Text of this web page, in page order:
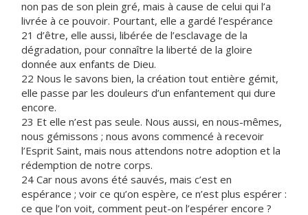
non pas de son plein gré, mais à cause de celui qui l’a
livrée à ce pouvoir. Pourtant, elle a gardé l’espérance
21 d’être, elle aussi, libérée de l’esclavage de la
dégradation, pour connaître la liberté de la gloire
donnée aux enfants de Dieu.
22 Nous le savons bien, la création tout entière gémit,
elle passe par les douleurs d’un enfantement qui dure
encore.
23 Et elle n’est pas seule. Nous aussi, en nous-mêmes,
nous gémissons ; nous avons commencé à recevoir
l’Esprit Saint, mais nous attendons notre adoption et la
rédemption de notre corps.
24 Car nous avons été sauvés, mais c’est en
espérance ; voir ce qu’on espère, ce n’est plus espérer :
ce que l’on voit, comment peut-on l’espérer encore ?